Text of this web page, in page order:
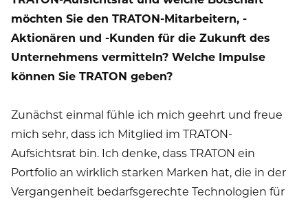
möchten Sie den TRATON-Mitarbeitern, -
Aktionären und -Kunden für die Zukunft des
Unternehmens vermitteln? Welche Impulse
können Sie TRATON geben?
Zunächst einmal fühle ich mich geehrt und freue
mich sehr, dass ich Mitglied im TRATON-
Aufsichtsrat bin. Ich denke, dass TRATON ein
Portfolio an wirklich starken Marken hat, die in der
Vergangenheit bedarfsgerechte Technologien für